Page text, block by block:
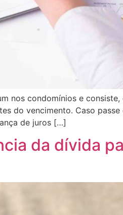
nos condomínios e
do vencimento. Caso
de juros […]
da dívida